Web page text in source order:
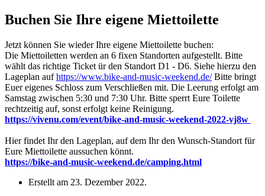
Buchen Sie Ihre eigene Miettoilette
Jetzt können Sie wieder Ihre eigene Miettoilette buchen:
Die Miettoiletten werden an 6 fixen Standorten aufgestellt. Bitte
wählt das richtige Ticket ür den Standort D1 - D6. Siehe hierzu den
Lageplan aufhttps://www.bike-and-music-weekend.de/Bitte bringt
Euer eigenes Schloss zum Verschließen mit. Die Leerung erfolgt am
Samstag zwischen 5:30 und 7:30 Uhr. Bitte sperrt Eure Toilette
rechtzeitig auf, sonst erfolgt keine Reinigung.
https://vivenu.com/event/bike-and-music-weekend-2022-vj8w
Hier findet Ihr den Lageplan, auf dem Ihr den Wunsch-Standort für
Eure Miettoilette aussuchen könnt.
https://bike-and-music-weekend.de/camping.html
Erstellt am 23. Dezember 2022.